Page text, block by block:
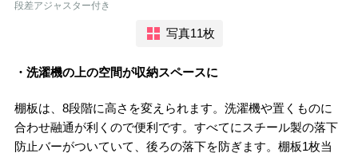
段差アジャスター付き
写真11枚
・洗濯機の上の空間が収納スペースに
棚板は、8段階に高さを変えられます。洗濯機や置くものに
合わせ融通が利くので便利です。すべてにスチール製の落下
防止バーがついていて、後ろの落下を防ぎます。棚板1枚当